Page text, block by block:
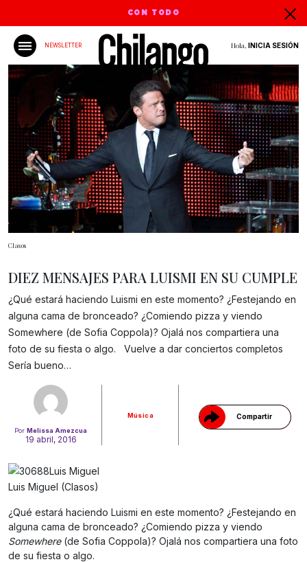
CON TODO
NEWSLETTER Hola, INICIA SESIÓN
Clasos
Por Melissa Amezcua
19 abril, 2016
Música Compartir
Gracias!
DIEZ MENSAJES PARA LUISMI EN SU CUMPLE
¿Qué estará haciendo Luismi en este momento? ¿Festejando en
alguna cama de bronceado? ¿Comiendo pizza y viendo
Somewhere (de Sofia Coppola)? Ojalá nos compartiera una
foto de su fiesta o algo. Vuelve a dar conciertos completos
Sería bueno…
Luis Miguel (Clasos)
¿Qué estará haciendo Luismi en este momento? ¿Festejando en
alguna cama de bronceado? ¿Comiendo pizza y viendo
Somewhere(de Sofia Coppola)? Ojalá nos compartiera una foto
de su fiesta o algo.